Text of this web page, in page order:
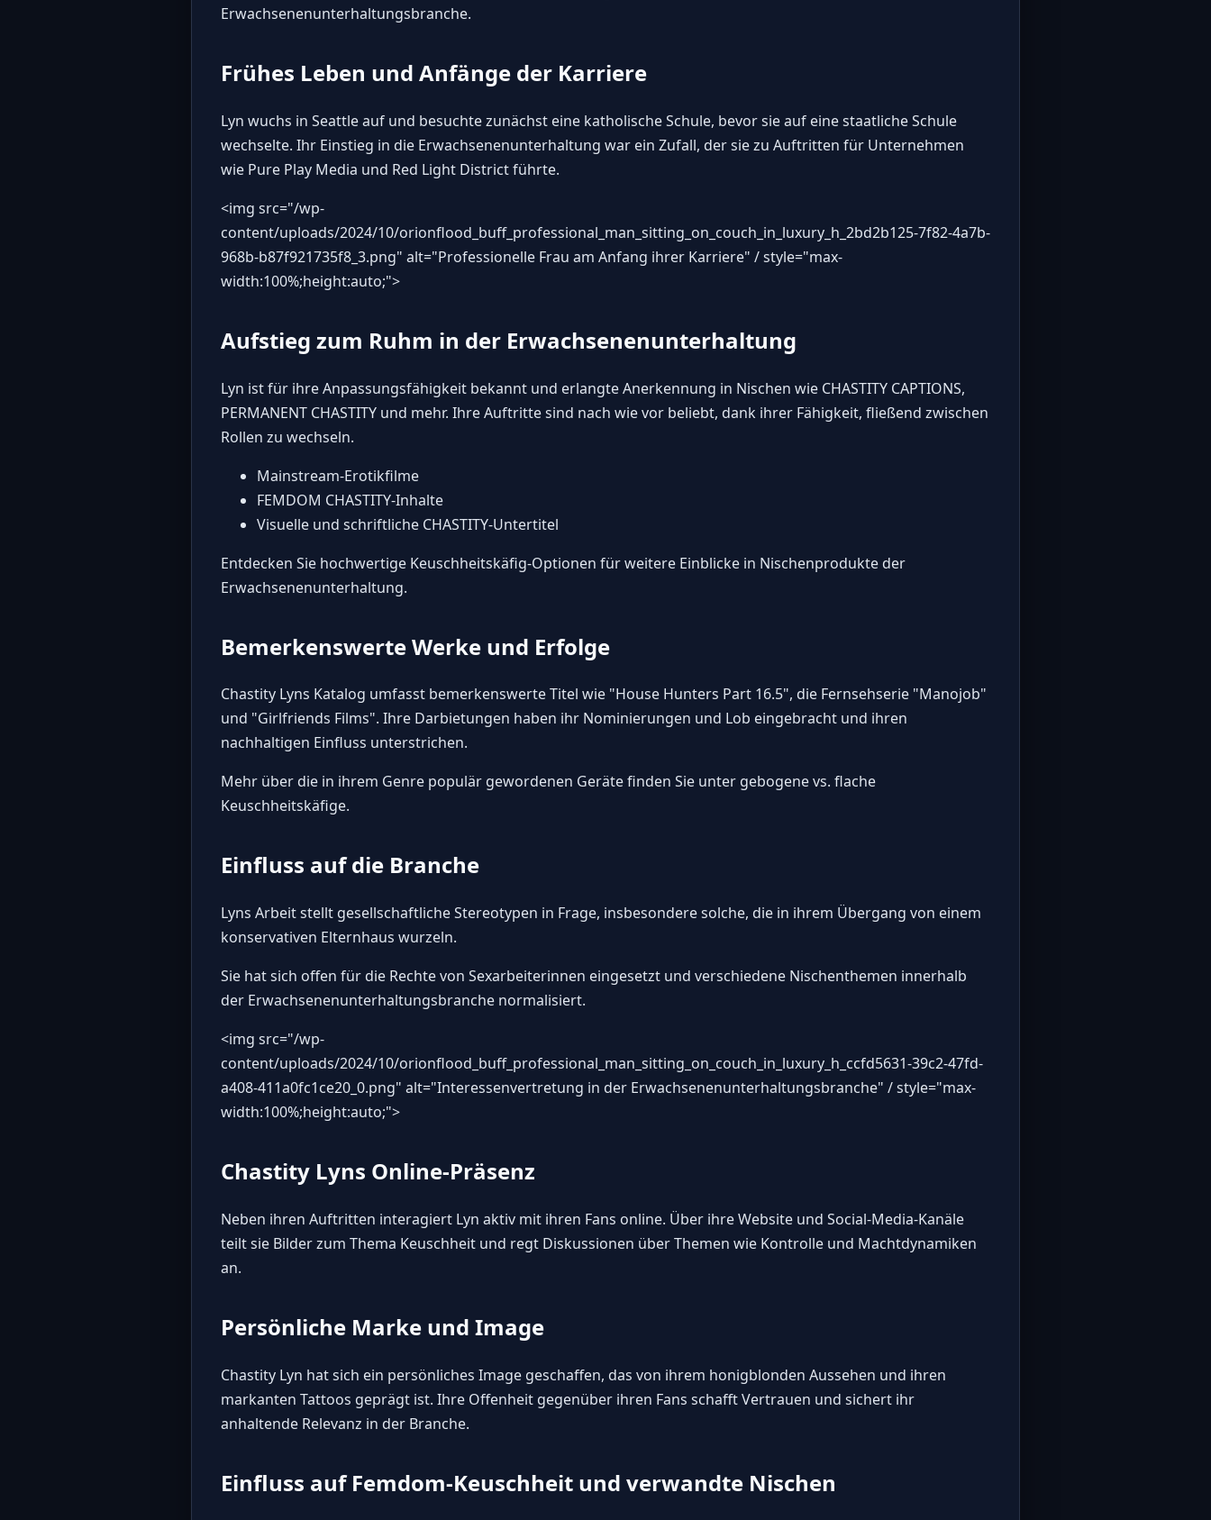
Erwachsenenunterhaltungsbranche.
Frühes Leben und Anfänge der Karriere
Lyn wuchs in Seattle auf und besuchte zunächst eine katholische Schule, bevor sie auf eine staatliche Schule
wechselte. Ihr Einstieg in die Erwachsenenunterhaltung war ein Zufall, der sie zu Auftritten für Unternehmen
wie Pure Play Media und Red Light District führte.
<img src="/wp-
content/uploads/2024/10/orionflood_buff_professional_man_sitting_on_couch_in_luxury_h_2bd2b125-7f82-4a7b-
968b-b87f921735f8_3.png" alt="Professionelle Frau am Anfang ihrer Karriere" / style="max-
width:100%;height:auto;">
Aufstieg zum Ruhm in der Erwachsenenunterhaltung
Lyn ist für ihre Anpassungsfähigkeit bekannt und erlangte Anerkennung in Nischen wie CHASTITY CAPTIONS,
PERMANENT CHASTITY und mehr. Ihre Auftritte sind nach wie vor beliebt, dank ihrer Fähigkeit, fließend zwischen
Rollen zu wechseln.
Mainstream-Erotikfilme
FEMDOM CHASTITY-Inhalte
Visuelle und schriftliche CHASTITY-Untertitel
Entdecken Sie hochwertige Keuschheitskäfig-Optionen für weitere Einblicke in Nischenprodukte der
Erwachsenenunterhaltung.
Bemerkenswerte Werke und Erfolge
Chastity Lyns Katalog umfasst bemerkenswerte Titel wie "House Hunters Part 16.5", die Fernsehserie "Manojob"
und "Girlfriends Films". Ihre Darbietungen haben ihr Nominierungen und Lob eingebracht und ihren
nachhaltigen Einfluss unterstrichen.
Mehr über die in ihrem Genre populär gewordenen Geräte finden Sie unter gebogene vs. flache
Keuschheitskäfige.
Einfluss auf die Branche
Lyns Arbeit stellt gesellschaftliche Stereotypen in Frage, insbesondere solche, die in ihrem Übergang von einem
konservativen Elternhaus wurzeln.
Sie hat sich offen für die Rechte von Sexarbeiterinnen eingesetzt und verschiedene Nischenthemen innerhalb
der Erwachsenenunterhaltungsbranche normalisiert.
<img src="/wp-
content/uploads/2024/10/orionflood_buff_professional_man_sitting_on_couch_in_luxury_h_ccfd5631-39c2-47fd-
a408-411a0fc1ce20_0.png" alt="Interessenvertretung in der Erwachsenenunterhaltungsbranche" / style="max-
width:100%;height:auto;">
Chastity Lyns Online-Präsenz
Neben ihren Auftritten interagiert Lyn aktiv mit ihren Fans online. Über ihre Website und Social-Media-Kanäle
teilt sie Bilder zum Thema Keuschheit und regt Diskussionen über Themen wie Kontrolle und Machtdynamiken
an.
Persönliche Marke und Image
Chastity Lyn hat sich ein persönliches Image geschaffen, das von ihrem honigblonden Aussehen und ihren
markanten Tattoos geprägt ist. Ihre Offenheit gegenüber ihren Fans schafft Vertrauen und sichert ihr
anhaltende Relevanz in der Branche.
Einfluss auf Femdom-Keuschheit und verwandte Nischen